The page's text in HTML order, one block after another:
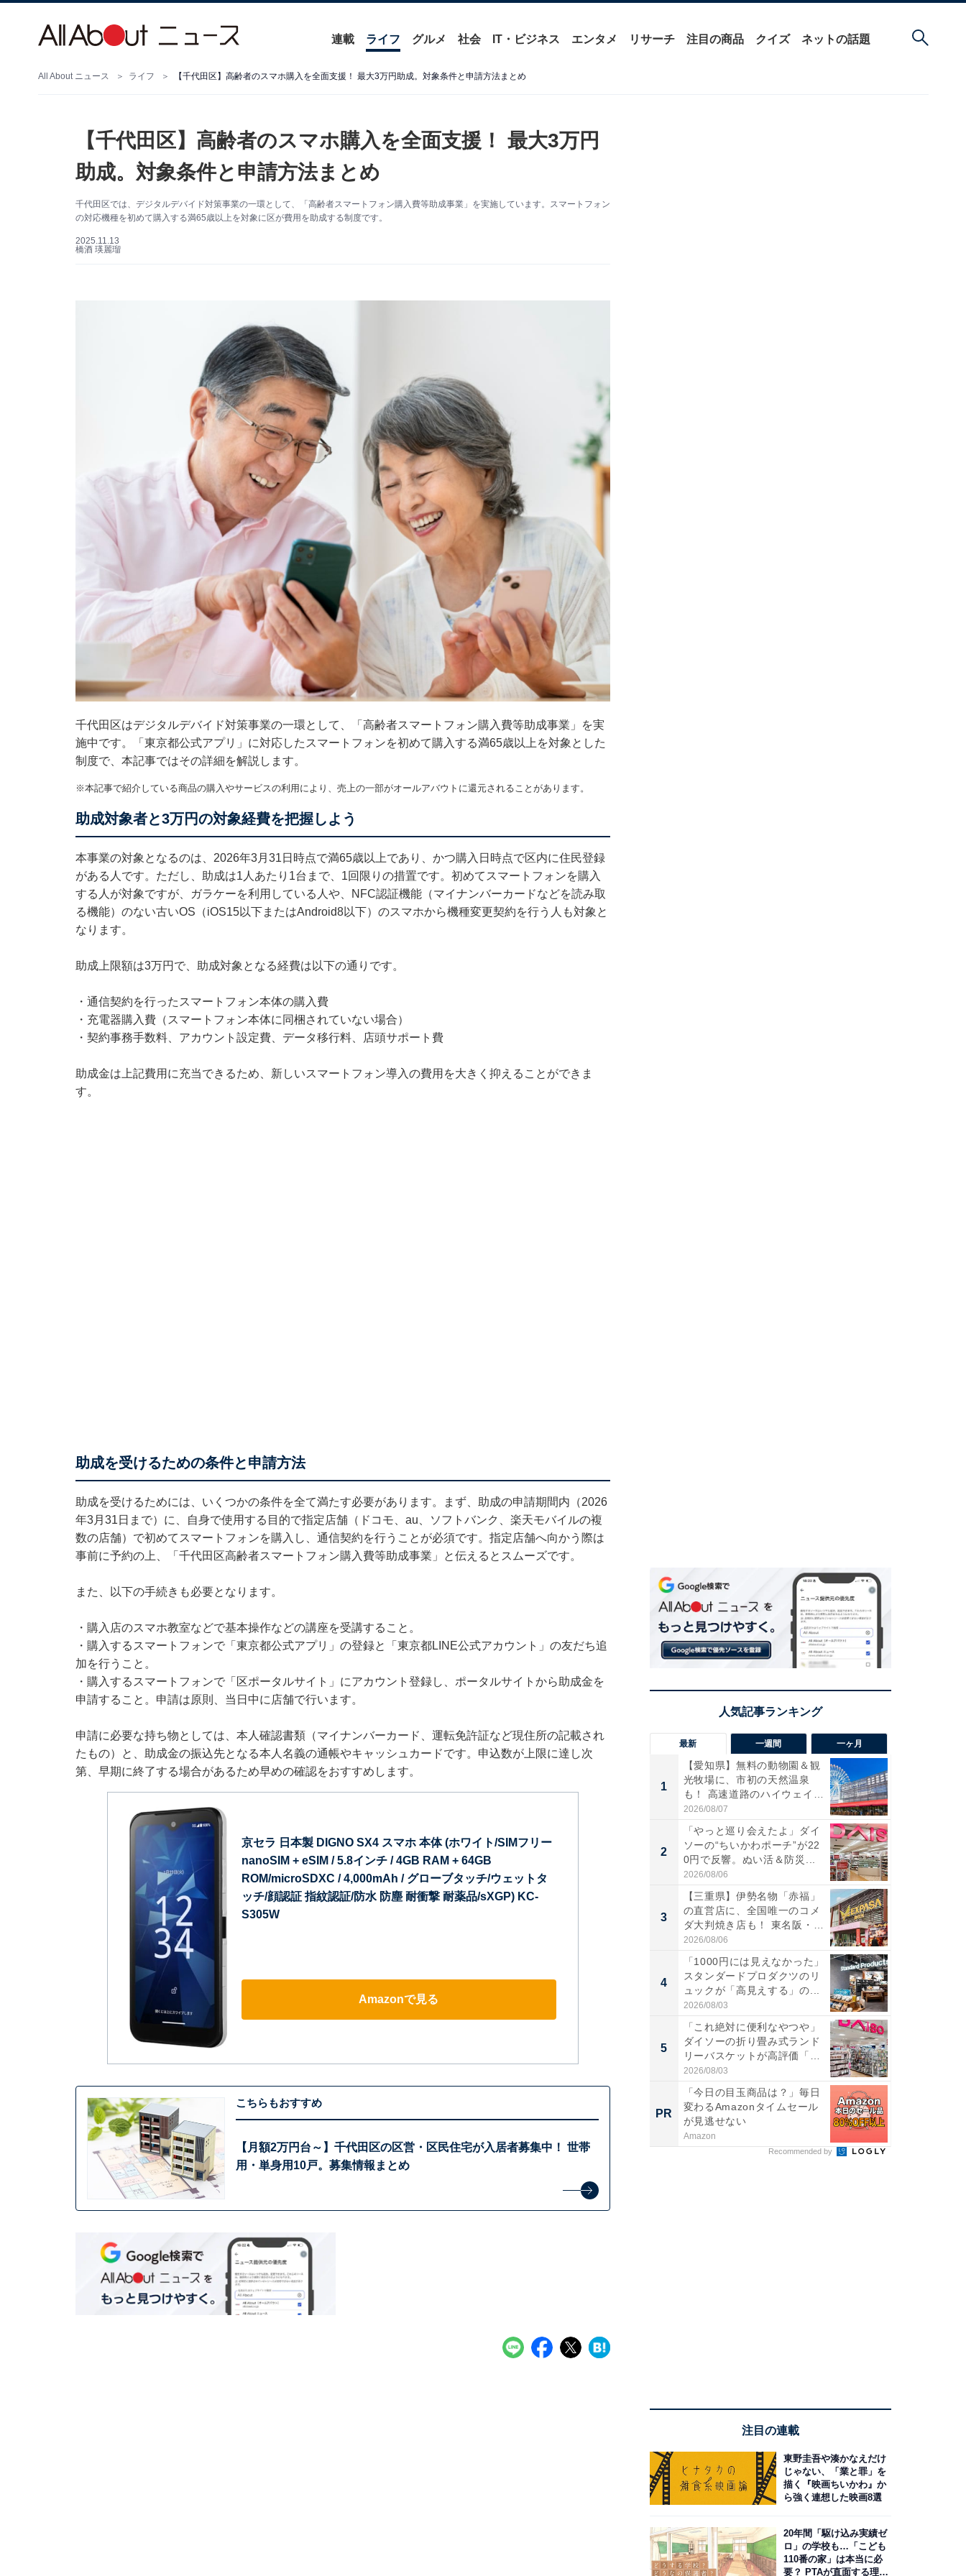
連載 ライフ グルメ 社会 IT・ビジネス エンタメ リサーチ 注目の商品 クイズ ネットの話題
All About ニュース ライフ 【千代田区】高齢者のスマホ購入を全面支援！ 最大3万円助成。対象条件と申請方法まとめ
【千代田区】高齢者のスマホ購入を全面支援！ 最大3万円
助成。対象条件と申請方法まとめ
千代田区では、デジタルデバイド対策事業の一環として、「高齢者スマートフォン購入費等助成事業」を実施しています。スマートフォン
の対応機種を初めて購入する満65歳以上を対象に区が費用を助成する制度です。
2025.11.13
橋酒 瑛麗瑠
千代田区はデジタルデバイド対策事業の一環として、「高齢者スマートフォン購入費等助成事業」を実
施中です。「東京都公式アプリ」に対応したスマートフォンを初めて購入する満65歳以上を対象とした
制度で、本記事ではその詳細を解説します。
※本記事で紹介している商品の購入やサービスの利用により、売上の一部がオールアバウトに還元されることがあります。
助成対象者と3万円の対象経費を把握しよう
本事業の対象となるのは、2026年3月31日時点で満65歳以上であり、かつ購入日時点で区内に住民登録
がある人です。ただし、助成は1人あたり1台まで、1回限りの措置です。初めてスマートフォンを購入
する人が対象ですが、ガラケーを利用している人や、NFC認証機能（マイナンバーカードなどを読み取
る機能）のない古いOS（iOS15以下またはAndroid8以下）のスマホから機種変更契約を行う人も対象と
なります。
助成上限額は3万円で、助成対象となる経費は以下の通りです。
・通信契約を行ったスマートフォン本体の購入費
・充電器購入費（スマートフォン本体に同梱されていない場合）
・契約事務手数料、アカウント設定費、データ移行料、店頭サポート費
助成金は上記費用に充当できるため、新しいスマートフォン導入の費用を大きく抑えることができま
す。
助成を受けるための条件と申請方法
助成を受けるためには、いくつかの条件を全て満たす必要があります。まず、助成の申請期間内（2026
年3月31日まで）に、自身で使用する目的で指定店舗（ドコモ、au、ソフトバンク、楽天モバイルの複
数の店舗）で初めてスマートフォンを購入し、通信契約を行うことが必須です。指定店舗へ向かう際は
事前に予約の上、「千代田区高齢者スマートフォン購入費等助成事業」と伝えるとスムーズです。
また、以下の手続きも必要となります。
・購入店のスマホ教室などで基本操作などの講座を受講すること。
・購入するスマートフォンで「東京都公式アプリ」の登録と「東京都LINE公式アカウント」の友だち追
加を行うこと。
・購入するスマートフォンで「区ポータルサイト」にアカウント登録し、ポータルサイトから助成金を
申請すること。申請は原則、当日中に店舗で行います。
申請に必要な持ち物としては、本人確認書類（マイナンバーカード、運転免許証など現住所の記載され
たもの）と、助成金の振込先となる本人名義の通帳やキャッシュカードです。申込数が上限に達し次
第、早期に終了する場合があるため早めの確認をおすすめします。
京セラ 日本製 DIGNO SX4 スマホ 本体 (ホワイト/SIMフリー
nanoSIM + eSIM / 5.8インチ / 4GB RAM + 64GB
ROM/microSDXC / 4,000mAh / グローブタッチ/ウェットタ
ッチ/顔認証 指紋認証/防水 防塵 耐衝撃 耐薬品/sXGP) KC-
S305W
Amazonで見る
こちらもおすすめ
【月額2万円台～】千代田区の区営・区民住宅が入居者募集中！ 世帯
用・単身用10戸。募集情報まとめ
最新 一週間 一ヶ月
1
【愛知県】無料の動物園＆観
光牧場に、市初の天然温泉
も！ 高速道路のハイウェイオ
ア...
2026/08/07
2
「やっと巡り会えたよ」ダイ
ソーの“ちいかわポーチ”が22
0円で反響。ぬい活＆防災...
2026/08/06
3
【三重県】伊勢名物「赤福」
の直営店に、全国唯一のコメ
ダ大判焼き店も！ 東名阪・
伊...
2026/08/06
4
「1000円には見えなかった」
スタンダードプロダクツのリ
ュックが「高見えする」の...
2026/08/03
5
「これ絶対に便利なやつや」
ダイソーの折り畳み式ランド
リーバスケットが高評価「使
わ...
2026/08/03
PR
「今日の目玉商品は？」毎日
変わるAmazonタイムセール
が見逃せない
Amazon
Recommended by
注目の連載
東野圭吾や湊かなえだけ
じゃない、「業と罪」を
描く『映画ちいかわ』か
ら強く連想した映画8選
20年間「駆け込み実績ゼ
ロ」の学校も…「こども
110番の家」は本当に必
要？ PTAが直面する理想